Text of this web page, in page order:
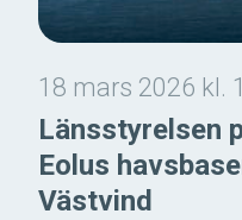
18 mars 2026 kl.
Länsstyrelsen
Eolus
Västvind